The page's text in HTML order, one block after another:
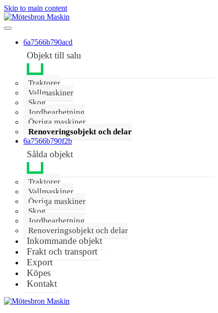
Skip to main content
6a7566b790acd
Objekt till salu
Traktorer
Vallmaskiner
Skog
Jordbearbetning
Övriga maskiner
Renoveringsobjekt och delar
6a7566b790f2b
Sålda objekt
Traktorer
Vallmaskiner
Övriga maskiner
Skog
Jordbearbetning
Renoveringsobjekt och delar
Inkommande objekt
Frakt och transport
Export
Köpes
Kontakt